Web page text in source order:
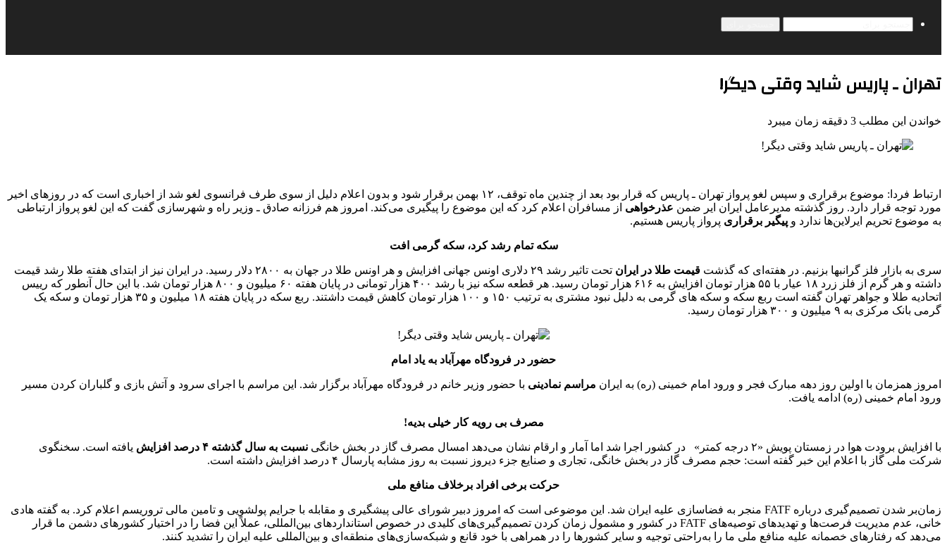
تهران ـ پاریس شاید وقتی دیگر!
خواندن این مطلب 3 دقیقه زمان میبرد
ارتباط فردا: موضوع برقراری و سپس لغو پرواز تهران ـ پاریس که قرار بود بعد از چندین ماه توقف، ۱۲ بهمن برقرار شود و بدون اعلام دلیل از سوی طرف فرانسوی لغو شد از اخباری است که در روزهای اخیر
مورد توجه قرار دارد. روز گذشته مدیرعامل ایران ایر ضمن عذرخواهی از مسافران اعلام کرد که این موضوع را پیگیری می‌کند. امروز هم فرزانه صادق ـ وزیر راه و شهرسازی گفت که این لغو پرواز ارتباطی
به موضوع تحریم ایرلاین‌ها ندارد و پیگیر برقراری پرواز پاریس هستیم.
سکه تمام رشد کرد، سکه گرمی افت
سری به بازار فلز گرانبها بزنیم. در هفته‌ای که گذشت قیمت طلا در ایران
تحت تاثیر رشد ۲۹ دلاری اونس جهانی افزایش و هر اونس طلا در جهان به ۲۸۰۰ دلار رسید. در ایران نیز از ابتدای هفته طلا رشد قیمت
داشته و هر گرم از فلز زرد ۱۸ عیار با ۵۵ هزار تومان افزایش به ۶۱۶ هزار تومان رسید. هر قطعه سکه نیز با رشد ۴۰۰ هزار تومانی در پایان هفته ۶۰ میلیون و ۸۰۰ هزار تومان شد. با این حال آنطور که رییس
اتحادیه طلا و جواهر تهران گفته است ربع سکه و سکه های گرمی به دلیل نبود مشتری به ترتیب ۱۵۰ و ۱۰۰ هزار تومان کاهش قیمت داشتند. ربع سکه در پایان هفته ۱۸ میلیون و ۳۵ هزار تومان و سکه یک
گرمی بانک مرکزی به ۹ میلیون و ۳۰۰ هزار تومان رسید.
حضور در فرودگاه مهرآباد به یاد امام
امروز همزمان با اولین روز دهه مبارک فجر و ورود امام خمینی (ره) به ایران مراسم نمادینی با حضور وزیر خانم در فرودگاه مهرآباد برگزار شد. این مراسم با اجرای سرود و آتش بازی و گلباران کردن مسیر
ورود امام خمینی (ره) ادامه یافت.
مصرف بی رویه کار خیلی بدیه!
با افزایش برودت هوا در زمستان پویش «۲ درجه کمتر» در کشور اجرا شد اما آمار و ارقام نشان می‌دهد امسال مصرف گاز در بخش خانگی نسبت به سال گذشته ۴ درصد افزایش
یافته است. سخنگوی
شرکت ملی گاز با اعلام این خبر گفته است: حجم مصرف گاز در بخش خانگی، تجاری و صنایع جزء دیروز نسبت به روز مشابه پارسال ۴ درصد افزایش داشته است.
حرکت برخی افراد برخلاف منافع ملی
زمان‌بر شدن تصمیم‌گیری درباره FATF منجر به فضاسازی علیه ایران شد. این موضوعی است که امروز دبیر شورای عالی پیشگیری و مقابله با جرایم پولشویی و تامین مالی تروریسم اعلام کرد. به گفته هادی
خانی، عدم مدیریت فرصت‌ها و تهدیدهای توصیه‌های FATF در کشور و مشمول زمان کردن تصمیم‌گیری‌های کلیدی در خصوص استانداردهای بین‌المللی، عملاً این فضا را در اختیار کشورهای دشمن ما قرار
می‌دهد که رفتارهای خصمانه علیه منافع ملی ما را به‌راحتی توجیه و سایر کشورها را در همراهی با خود قانع و شبکه‌سازی‌های منطقه‌ای و بین‌المللی علیه ایران را تشدید کنند.